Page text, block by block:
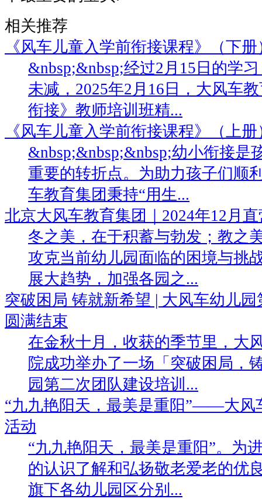
相关推荐
《风车儿童入学前衔接课程》（下
&nbsp;&nbsp;经过2月15日的学
未减，2025年2月16日，大风车
衔接》教师培训班精...
《风车儿童入学前衔接课程》（上
&nbsp;&nbsp;&nbsp;幼小衔接是
重要的转折点。为助力孩子们顺
车教育集团秉持“用生...
北京大风车教育集团｜2024年12月
冬之美，在于积蓄与勃发；教之
攻克当前幼儿园面临的困境与挑
展大趋势，加强各园之...
突破困局 铸就新希望 | 大风车幼儿
圆满结束
在金秋十月，收获的季节里，大
院成功举办了一场「突破困局，
园第二次团队建设培训...
“九九艳阳天，最美是重阳”——大风
活动
“九九艳阳天，最美是重阳”。为
的认识了解和弘扬敬老爱老的优
旗下各幼儿园区分别...